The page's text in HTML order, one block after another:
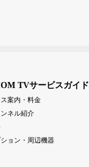
TVサービスガイド
ス案内・料金
ネル紹介
ョン・周辺機器